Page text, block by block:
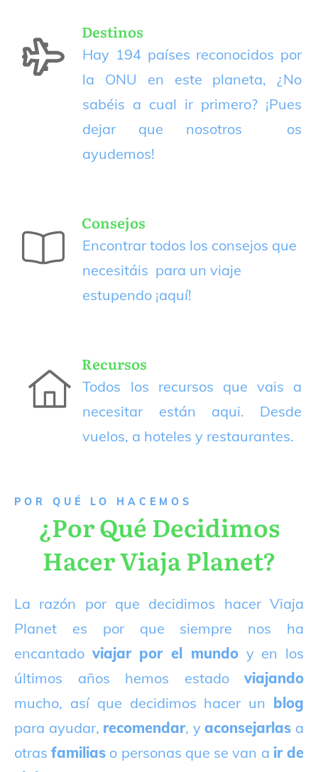
Destinos
Hay 194 países reconocidos por
la ONU en este planeta, ¿No
sabéis a cual ir primero? ¡Pues
dejar que nosotros os
ayudemos!
Consejos
Encontrar todos los consejos que
necesitáis para un viaje
estupendo ¡aquí!
Recursos
Todos los recursos que vais a
necesitar están aqui. Desde
vuelos, a hoteles y restaurantes.
P OR QUÉ LO HACEMOS
¿Por Qué Decidimos
Hacer Viaja Planet?
La razón por que decidimos hacer Viaja
Planet es por que siempre nos ha
encantado viajar por el mundoy en los
últimos años hemos estado viajando
mucho, así que decidimos hacer un blog
para ayudar, recomendar, yaconsejarlas a
otrasfamilias o personas que se van a ir de